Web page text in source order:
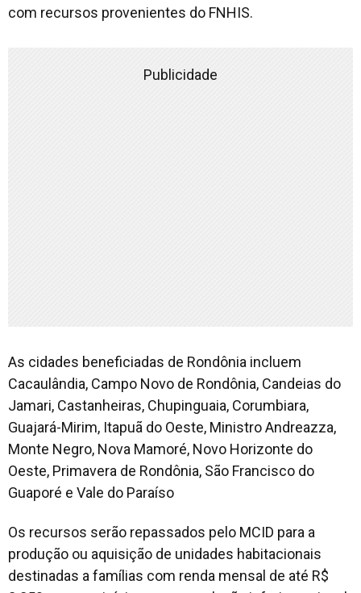
com recursos provenientes do FNHIS.
Publicidade
As cidades beneficiadas de Rondônia incluem
Cacaulândia, Campo Novo de Rondônia, Candeias do
Jamari, Castanheiras, Chupinguaia, Corumbiara,
Guajará-Mirim, Itapuã do Oeste, Ministro Andreazza,
Monte Negro, Nova Mamoré, Novo Horizonte do
Oeste, Primavera de Rondônia, São Francisco do
Guaporé e Vale do Paraíso
Os recursos serão repassados pelo MCID para a
produção ou aquisição de unidades habitacionais
destinadas a famílias com renda mensal de até R$